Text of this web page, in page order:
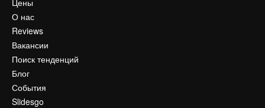
О нас
Reviews
Вакансии
Поиск тенденций
Блог
События
Slidesgo